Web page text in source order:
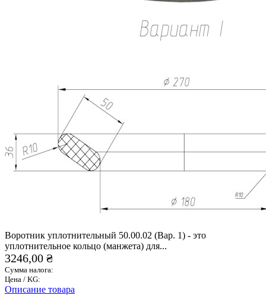
Воротник уплотнительный 50.00.02 (Вар. 1) - это
уплотнительное кольцо (манжета) для...
3246,00 ₴
Сумма налога:
Цена / KG:
Описание товара